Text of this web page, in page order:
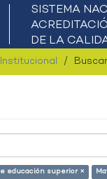
Institucional Buscar
educación superior ×